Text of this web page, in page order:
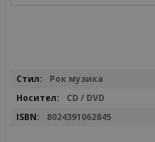
Повече
Рок музика
CD / DVD
8024391062845